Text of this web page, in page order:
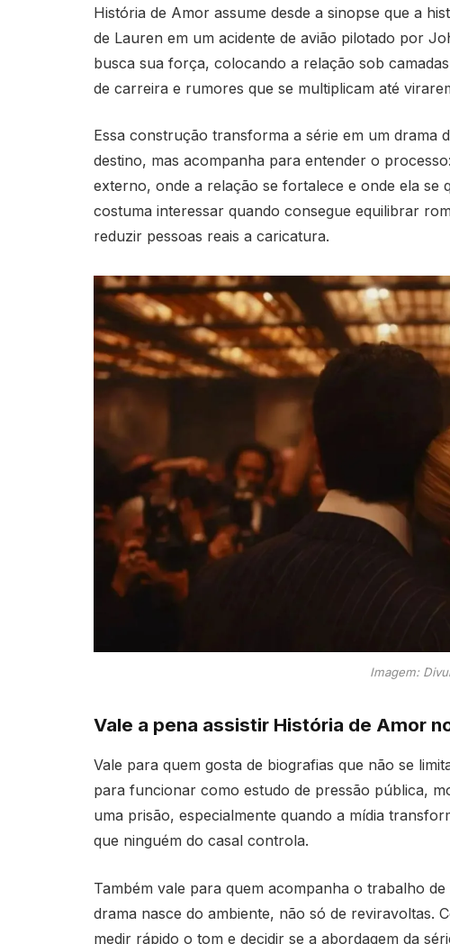
História de Amor assume desde a sinopse que a
de Lauren em um acidente de avião pilotado por
busca sua força, colocando a relação sob
de carreira e rumores que se multiplicam até
Essa construção transforma a série em um drama
destino, mas acompanha para entender o
externo, onde a relação se fortalece e onde ela se
costuma interessar quando consegue equilibrar
reduzir pessoas reais a caricatura.
Imagem:
Vale a pena assistir História de Amor
Vale para quem gosta de biografias que não se
para funcionar como estudo de pressão pública,
uma prisão, especialmente quando a mídia
que ninguém do casal controla.
Também vale para quem acompanha o trabalho
drama nasce do ambiente, não só de reviravoltas.
medir rápido o tom e decidir se a abordagem da